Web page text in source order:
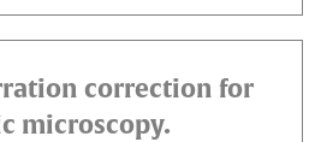
correction for
microscopy.